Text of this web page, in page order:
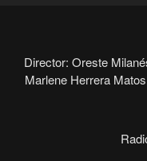
Director: Oreste
Marlene Herrera